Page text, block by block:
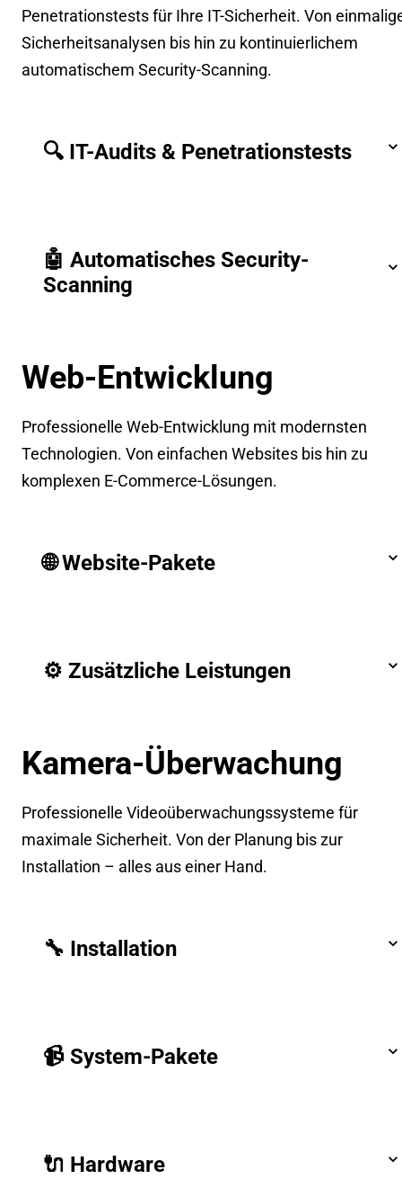
Penetrationstests für Ihre IT-Sicherheit. Von
Sicherheitsanalysen bis hin zu kontinuierlichem
automatischem Security-Scanning.
🔍 IT-Audits & Penetrationstests
🤖 Automatisches Security-
Scanning
Web-Entwicklung
Professionelle Web-Entwicklung mit modernsten
Technologien. Von einfachen Websites bis hin zu
komplexen E-Commerce-Lösungen.
🌐 Website-Pakete
⚙️ Zusätzliche Leistungen
Kamera-Überwachung
Professionelle Videoüberwachungssysteme für
maximale Sicherheit. Von der Planung bis zur
Installation – alles aus einer Hand.
🔧 Installation
📹 System-Pakete
🔌 Hardware